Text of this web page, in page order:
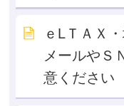
ｅLＴＡＸ
メールやＳ
意ください